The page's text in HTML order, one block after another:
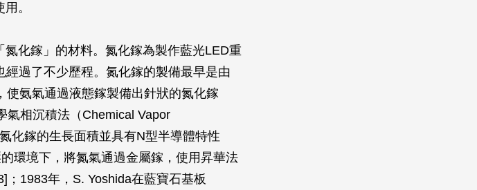
。
化鎵」的材料。氮化鎵為製作藍光LED重
過了不少歷程。氮化鎵的製備最早是由
氨氣通過液態鎵製備出針狀的氮化鎵
氣相沉積法（Chemical Vapor
化鎵的生長面積並具有N型半導體特性
環境下，將氮氣通過金屬鎵，使用昇華法
1983年，S. Yoshida在藍寶石基板